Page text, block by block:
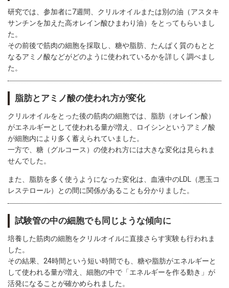
研究では、参加者に7週間、クリルオイルまたは別の油（アスタキ
サンチンを加えた高オレイン酸ひまわり油）をとってもらいまし
た。
その前後で筋肉の細胞を採取し、糖や脂肪、たんぱく質のもとと
なるアミノ酸などがどのように使われているかを詳しく調べまし
た。
脂肪とアミノ酸の使われ方が変化
クリルオイルをとった後の筋肉の細胞では、脂肪（オレイン酸）
がエネルギーとして使われる量が増え、ロイシンというアミノ酸
が細胞内により多く蓄えられていました。
一方で、糖（グルコース）の使われ方には大きな変化は見られま
せんでした。
また、脂肪を多く使うようになった変化は、血液中のLDL（悪玉コ
レステロール）との間に関係があることも分かりました。
試験管の中の細胞でも同じような傾向に
培養した筋肉の細胞をクリルオイルに直接さらす実験も行われま
した。
その結果、24時間という短い時間でも、糖や脂肪がエネルギーと
して使われる量が増え、細胞の中で「エネルギーを作る動き」が
活発になることが確かめられました。